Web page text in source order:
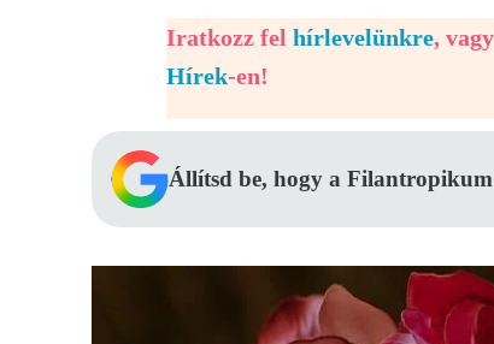
Iratkozz fel hírlevelünkre,
Hírek-en!
Állítsd be, hogy a